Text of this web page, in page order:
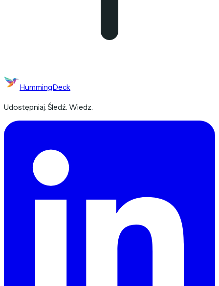
HummingDeck
Udostępniaj. Śledź. Wiedz.